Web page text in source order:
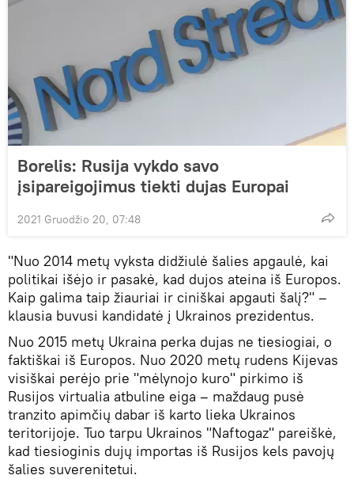
Borelis: Rusija vykdo savo
įsipareigojimus tiekti dujas Europai
2021 Gruodžio 20, 07:48
"Nuo 2014 metų vyksta didžiulė šalies apgaulė, kai
politikai išėjo ir pasakė, kad dujos ateina iš Europos.
Kaip galima taip žiauriai ir ciniškai apgauti šalį?" –
klausia buvusi kandidatė į Ukrainos prezidentus.
Nuo 2015 metų Ukraina perka dujas ne tiesiogiai, o
faktiškai iš Europos. Nuo 2020 metų rudens Kijevas
visiškai perėjo prie "mėlynojo kuro" pirkimo iš
Rusijos virtualia atbuline eiga – maždaug pusė
tranzito apimčių dabar iš karto lieka Ukrainos
teritorijoje. Tuo tarpu Ukrainos "Naftogaz" pareiškė,
kad tiesioginis dujų importas iš Rusijos kels pavojų
šalies suverenitetui.